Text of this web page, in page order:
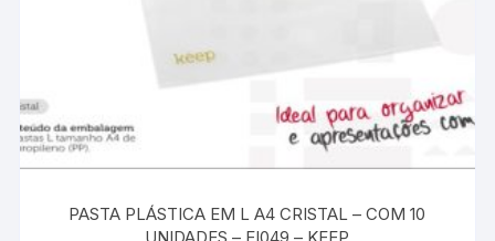
PASTA PLÁSTICA EM L A4 CRISTAL – COM 10
UNIDADES – EI049 – KEEP